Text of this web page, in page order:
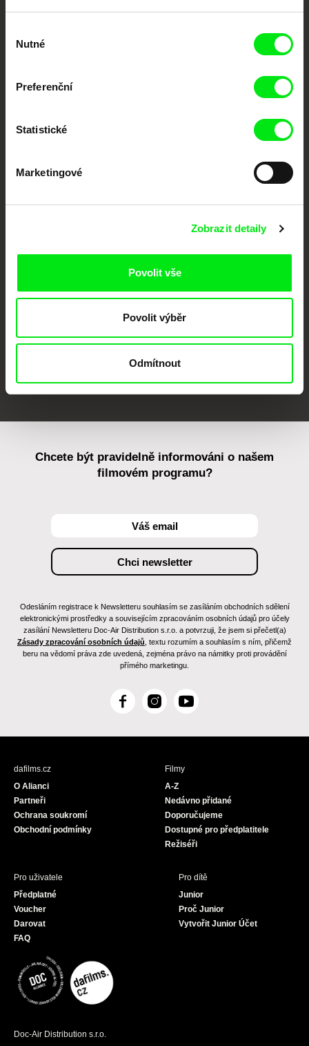
souhlasu
Nutné
Preferenční
Statistické
Marketingové
Zobrazit detaily
Povolit vše
Povolit výběr
Odmítnout
každý týden
Portál DAFilms.cz je výsledkem tvůrčí spolupráce 7 klíčových evropských
posouvat hranice dokumentárního filmu, propagovat jeho rozmanitost a
Chcete být pravidelně informováni o našem
filmovém programu?
Odesláním registrace k Newsletteru souhlasím se zasíláním obchodních sdělení
elektronickými prostředky a souvisejícím zpracováním osobních údajů pro účely
zasílání Newsletteru Doc-Air Distribution s.r.o. a potvrzuji, že jsem si přečetl(a)
Zásady zpracování osobních údajů , textu rozumím a souhlasím s ním, přičemž
beru na vědomí práva zde uvedená, zejména právo na námitky proti provádění
přímého marketingu.
F
c
I
s
Y
u
dafilms.cz
O Alianci
Partneři
Ochrana soukromí
Obchodní podmínky
Filmy
A-Z
Nedávno přidané
Doporučujeme
Dostupné pro předplatitele
Režiséři
Pro uživatele
Předplatné
Voucher
Darovat
FAQ
Pro dítě
Junior
Proč Junior
Vytvořit Junior Účet
Doc-Air Distribution s.r.o.